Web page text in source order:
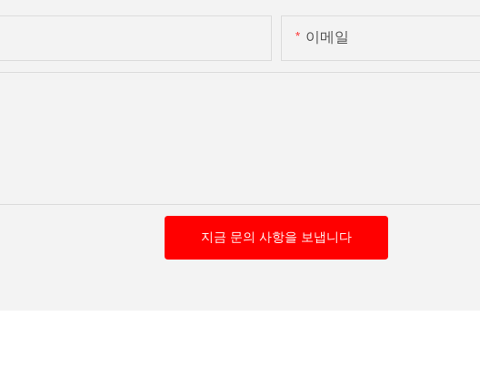
이메일
지금 문의 사항을 보냅니다